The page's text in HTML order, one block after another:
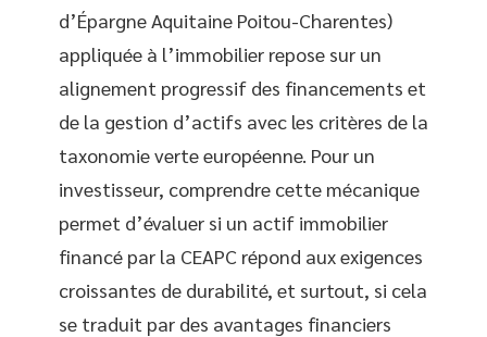
d’Épargne Aquitaine Poitou-Charentes)
appliquée à l’immobilier repose sur un
alignement progressif des financements et
de la gestion d’actifs avec les critères de la
taxonomie verte européenne. Pour un
investisseur, comprendre cette mécanique
permet d’évaluer si un actif immobilier
financé par la CEAPC répond aux exigences
croissantes de durabilité, et surtout, si cela
se traduit par des avantages financiers